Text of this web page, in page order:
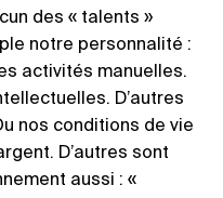
des « talents »
notre personnalité :
activités manuelles.
D’autres
nos conditions de vie
D’autres sont
aussi : «